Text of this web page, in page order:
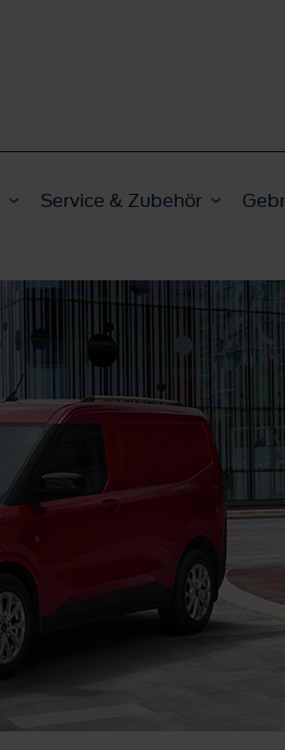
Service & Zubehör